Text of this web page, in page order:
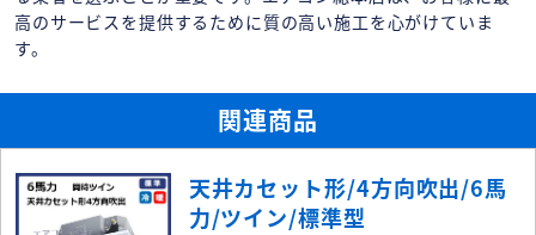
高のサービスを提供するために質の高い施工を心がけていま
す。
関連商品
天井カセット形/4方向吹出/6馬
力/ツイン/標準型